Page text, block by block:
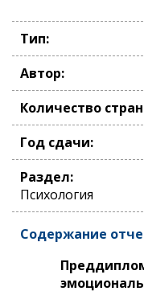
Тип:
Автор:
Количество
Год сдачи:
Раздел:
Психология
Содержание